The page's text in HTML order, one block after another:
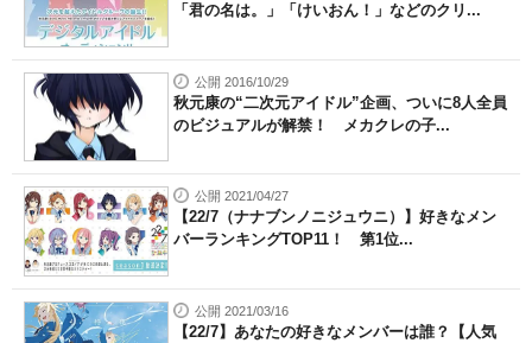
「君の名は。」「けいおん！」などのクリ...
公開 2016/10/29
秋元康の“二次元アイドル”企画、ついに8人全員
のビジュアルが解禁！ メカクレの子...
公開 2021/04/27
【22/7（ナナブンノニジュウニ）】好きなメン
バーランキングTOP11！ 第1位...
公開 2021/03/16
【22/7】あなたの好きなメンバーは誰？【人気